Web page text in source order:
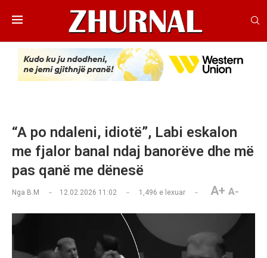
“A po ndaleni, idiotë”, Labi eskalon
me fjalor banal ndaj banorëve dhe më
pas qanë me dënesë
Nga B.M 12.02.2026 11:02 1,496 e lexuar A+ A-